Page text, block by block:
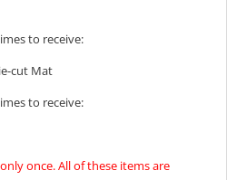
to receive:
cut Mat
to receive:
once. All of these items are